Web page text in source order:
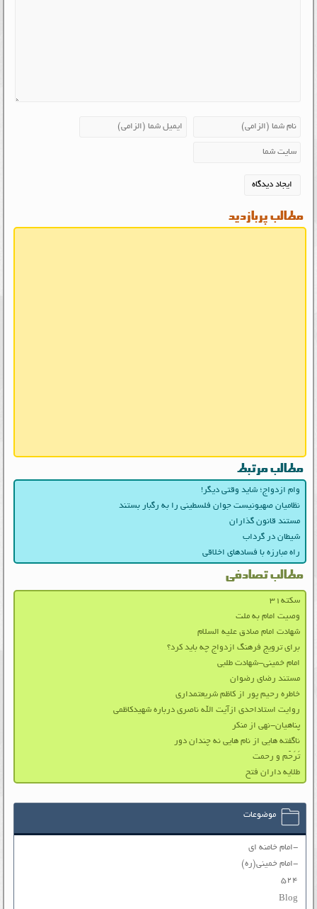
مطالب پربازدید
مطالب مرتبط
وام ازدواج؛ شاید وقتی دیگر!
نظامیان صهیونیست جوان فلسطینی را به رگبار بستند
مستند قانون گذاران
شیطان در گرداب
راه مبارزه با فسادهای اخلاقی
مطالب تصادفی
سکته۳۱
وصیت امام به ملت
شهادت امام صادق علیه السلام
برای ترویج فرهنگ ازدواج چه باید کرد؟
امام خمینی-شهادت طلبی
مستند رضای رضوان
خاطره رحیم پور از کاظم شریعتمداری
روایت استاداحدی ازآیت الله ناصری درباره شهیدکاظمی
پناهیان-نهی از منکر
ناگفته هایی از نام هایی نه چندان دور
تَرَحّم و رحمت
طلایه داران فتح
موضوعات
-امام خامنه ای
-امام خمینی(ره)
۵۲۴
Blog